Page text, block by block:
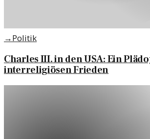
→Politik
Charles III. in den USA: Ein
interreligiösen Frieden